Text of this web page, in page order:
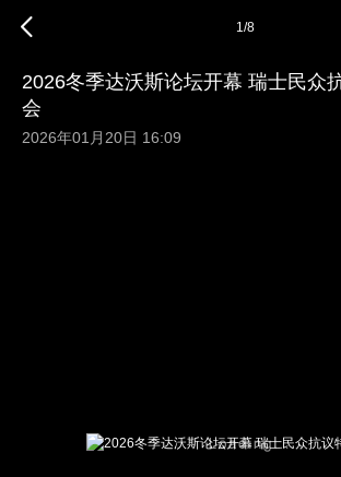
1/8
2026冬季达沃斯论坛开幕 瑞士民众
会
2026年01月20日 16:09